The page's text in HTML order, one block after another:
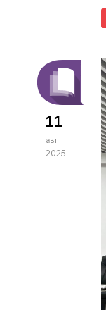
11
авг
2025